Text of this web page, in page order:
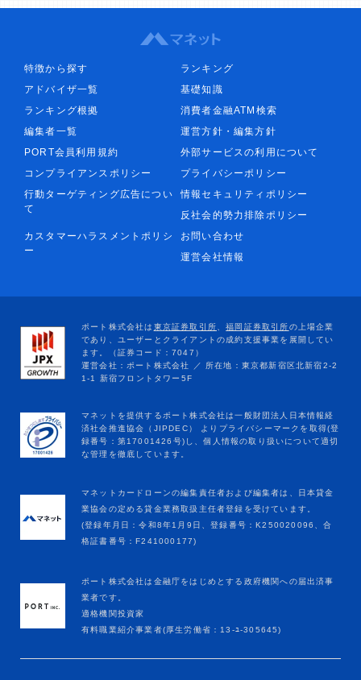
特徴から探す
ランキング
アドバイザ一覧
基礎知識
ランキング根拠
消費者金融ATM検索
編集者一覧
運営方針・編集方針
PORT会員利用規約
外部サービスの利用について
コンプライアンスポリシー
プライバシーポリシー
行動ターゲティング広告につい
て
情報セキュリティポリシー
反社会的勢力排除ポリシー
カスタマーハラスメントポリシ
ー
お問い合わせ
運営会社情報
マネットカードローンの編集責任者および編集者は、日本貸金
業協会の定める貸金業務取扱主任者登録を受けています。
(登録年月日：令和8年1月9日、登録番号：K250020096、合
格証書番号：F241000177)
ポート株式会社は金融庁をはじめとする政府機関への届出済事
業者です。
適格機関投資家
有料職業紹介事業者(厚生労働省：13-ﾕ-305645)